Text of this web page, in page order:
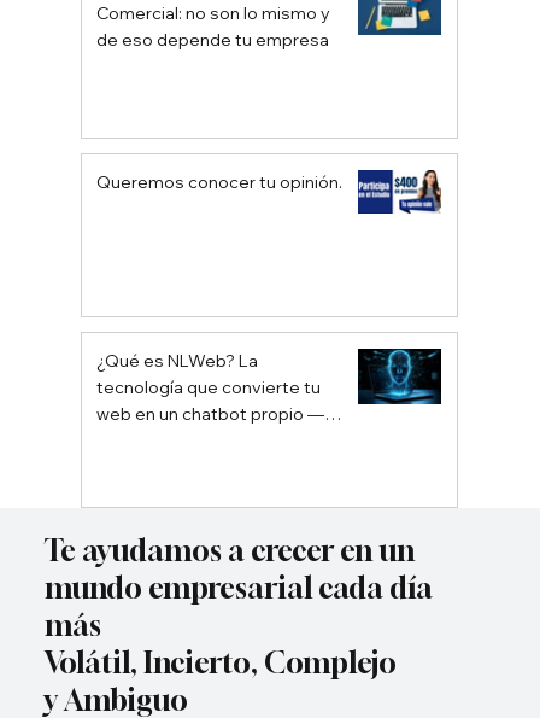
Comercial: no son lo mismo y
de eso depende tu empresa
Queremos conocer tu opinión.
¿Qué es NLWeb? La
tecnología que convierte tu
web en un chatbot propio —
Te ayudamos a crecer en un
mundo empresarial cada día
más
Volátil, Incierto, Complejo
y Ambiguo